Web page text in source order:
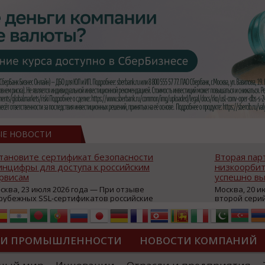
НОВОСТИ
сертификат безопасности
для доступа к российским
23 июля 2026 года — При отзыве
SSL-сертификатов российские
могут некорректно открываться в
браузерах (Google Chrome,
Edge и др.), а соединение с сервисами
ресурсы уже сообщили о
недоступности и ошибках при
из-за отзывов сертификатов
Вторая
успешно
Москва, 20
второй
аппаратов,
масштабной
интернет с
из
«Экономика
ПРОМЫШЛЕННОСТИ НОВОСТИ КОМПАНИЙ